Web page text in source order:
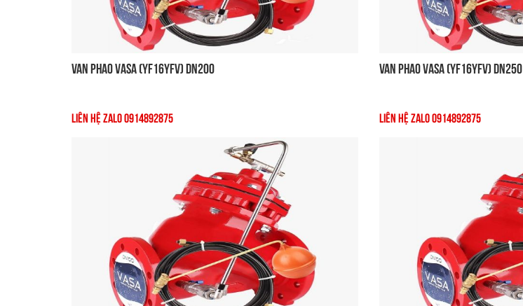
Van Phao VASA (YF16YFV) DN200
Liên Hệ Zalo 0914892875
Van Phao VASA (YF16YFV) DN250
Liên Hệ Zalo 0914892875